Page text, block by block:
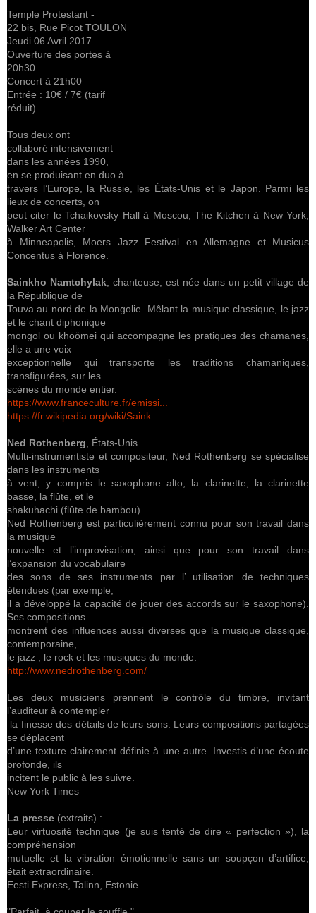
Temple Protestant -
22 bis, Rue Picot TOULON
Jeudi 06 Avril 2017
Ouverture des portes à
20h30
Concert à 21h00
Entrée : 10€ / 7€ (tarif
réduit)
Tous deux ont
collaboré intensivement
dans les années 1990,
en se produisant en duo à
travers l’Europe, la Russie, les États-Unis et le Japon. Parmi les
lieux de concerts, on
peut citer le Tchaikovsky Hall à Moscou, The Kitchen à New York,
Walker Art Center
à Minneapolis, Moers Jazz Festival en Allemagne et Musicus
Concentus à Florence.
Sainkho Namtchylak , chanteuse, est née dans un petit village de
la République de
Touva au nord de la Mongolie. Mêlant la musique classique, le jazz
et le chant diphonique
mongol ou khöömei qui accompagne les pratiques des chamanes,
elle a une voix
exceptionnelle qui transporte les traditions chamaniques,
transfigurées, sur les
scènes du monde entier.
https://www.franceculture.fr/emissi...
https://fr.wikipedia.org/wiki/Saink...
Ned Rothenberg , États-Unis
Multi-instrumentiste et compositeur, Ned Rothenberg se spécialise
dans les instruments
à vent, y compris le saxophone alto, la clarinette, la clarinette
basse, la flûte, et le
shakuhachi (flûte de bambou).
Ned Rothenberg est particulièrement connu pour son travail dans
la musique
nouvelle et l’improvisation, ainsi que pour son travail dans
l’expansion du vocabulaire
des sons de ses instruments par l’ utilisation de techniques
étendues (par exemple,
il a développé la capacité de jouer des accords sur le saxophone).
Ses compositions
montrent des influences aussi diverses que la musique classique,
contemporaine,
le jazz , le rock et les musiques du monde.
http://www.nedrothenberg.com/
Les deux musiciens prennent le contrôle du timbre, invitant
l’auditeur à contempler
la finesse des détails de leurs sons. Leurs compositions partagées
se déplacent
d’une texture clairement définie à une autre. Investis d’une écoute
profonde, ils
incitent le public à les suivre.
New York Times
La presse (extraits) :
Leur virtuosité technique (je suis tenté de dire « perfection »), la
compréhension
mutuelle et la vibration émotionnelle sans un soupçon d’artifice,
était extraordinaire.
Eesti Express, Talinn, Estonie